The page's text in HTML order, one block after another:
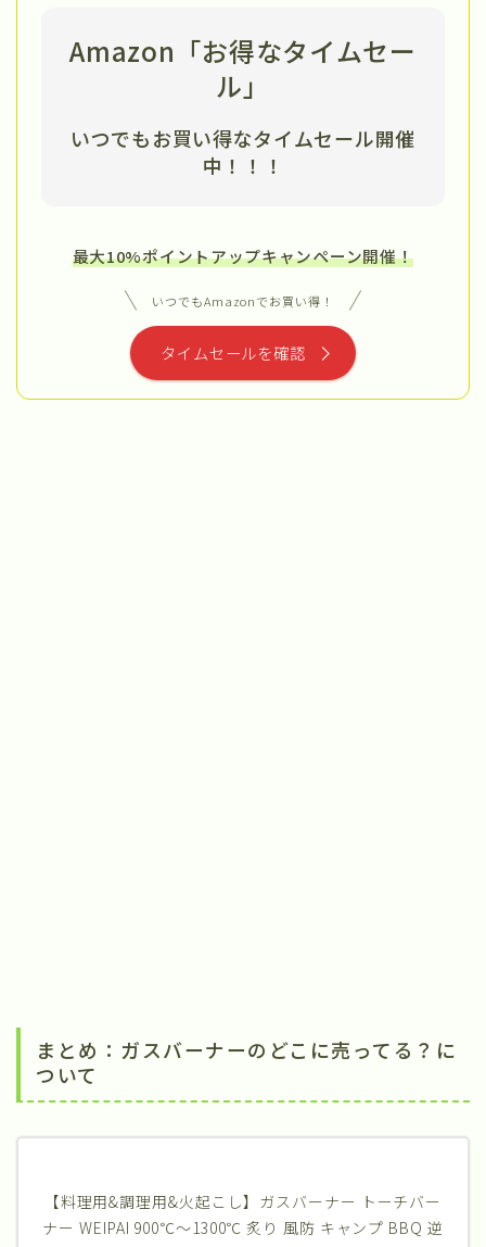
Amazon「お得なタイムセー
ル」
いつでもお買い得なタイムセール開催
中 ！！！
最大10%ポイントアップキャンペーン開催！
いつでもAmazonでお買い得！
タイムセールを確認
まとめ：ガスバーナーのどこに売ってる？に
ついて
【料理用&調理用&火起こし】ガスバーナー トーチバー
ナー WEIPAI 900℃～1300℃ 炙り 風防 キャンプ BBQ 逆